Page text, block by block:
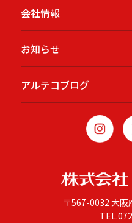
会社情報
お知らせ
アルテコブログ
〒567-0032 大阪
TEL.